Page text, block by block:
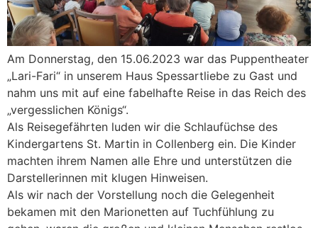
Am Donnerstag, den 15.06.2023 war das Puppentheater
„Lari-Fari“ in unserem Haus Spessartliebe zu Gast und
nahm uns mit auf eine fabelhafte Reise in das Reich des
„vergesslichen Königs“.
Als Reisegefährten luden wir die Schlaufüchse des
Kindergartens St. Martin in Collenberg ein. Die Kinder
machten ihrem Namen alle Ehre und unterstützen die
Darstellerinnen mit klugen Hinweisen.
Als wir nach der Vorstellung noch die Gelegenheit
bekamen mit den Marionetten auf Tuchfühlung zu